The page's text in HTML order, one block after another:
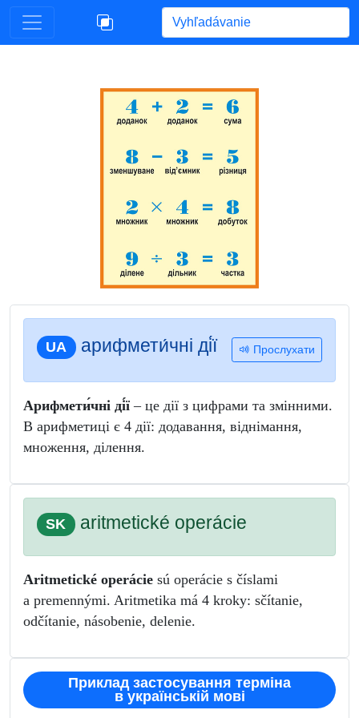
Begin typing for results.
UA арифмети́чні ді́ї Прослухати
Арифмети́чні ді́ї – це дії з цифрами та змінними.
В арифметиці є 4 дії: додавання, віднімання,
множення, ділення.
SK aritmetické operácie
Aritmetické operácie sú operácie s číslami
a premennými. Aritmetika má 4 kroky: sčítanie,
odčítanie, násobenie, delenie.
Приклад застосування терміна
в українській мові